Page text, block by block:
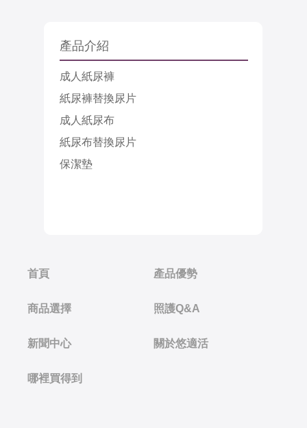
產品介紹
成人紙尿褲
紙尿褲替換尿片
成人紙尿布
紙尿布替換尿片
保潔墊
首頁 產品優勢
商品選擇 照護Q&A
新聞中心 關於悠適活
哪裡買得到